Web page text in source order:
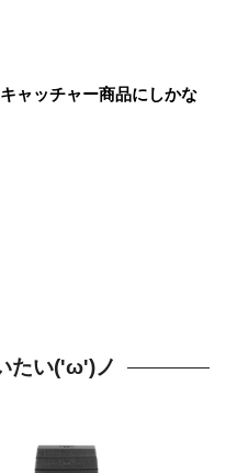
ャッチャー商品にしかな
たい('ω')ノ